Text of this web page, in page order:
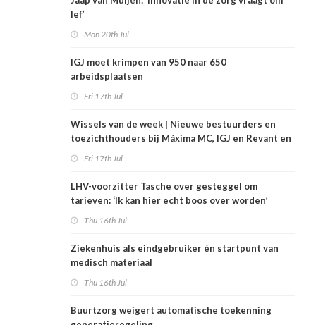
lef’
Mon 20th Jul
IGJ moet krimpen van 950 naar 650
arbeidsplaatsen
Fri 17th Jul
Wissels van de week | Nieuwe bestuurders en
toezichthouders bij Máxima MC, IGJ en Revant en
Fri 17th Jul
LHV-voorzitter Tasche over gesteggel om
tarieven: ‘Ik kan hier echt boos over worden’
Thu 16th Jul
Ziekenhuis als eindgebruiker én startpunt van
medisch materiaal
Thu 16th Jul
Buurtzorg weigert automatische toekenning